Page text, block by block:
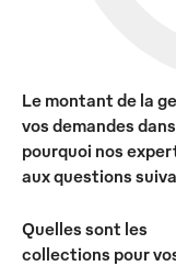
Le montant de la
vos demandes
pourquoi nos
aux questions
Quelles sont les
collections pour